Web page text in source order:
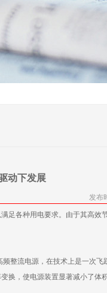
动下发展
发布
足各种用电要求。由于其高效
整流电源，在技术上是一次飞
换，使电源装置显著减小了体